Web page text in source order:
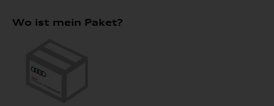
Wo ist mein Paket?